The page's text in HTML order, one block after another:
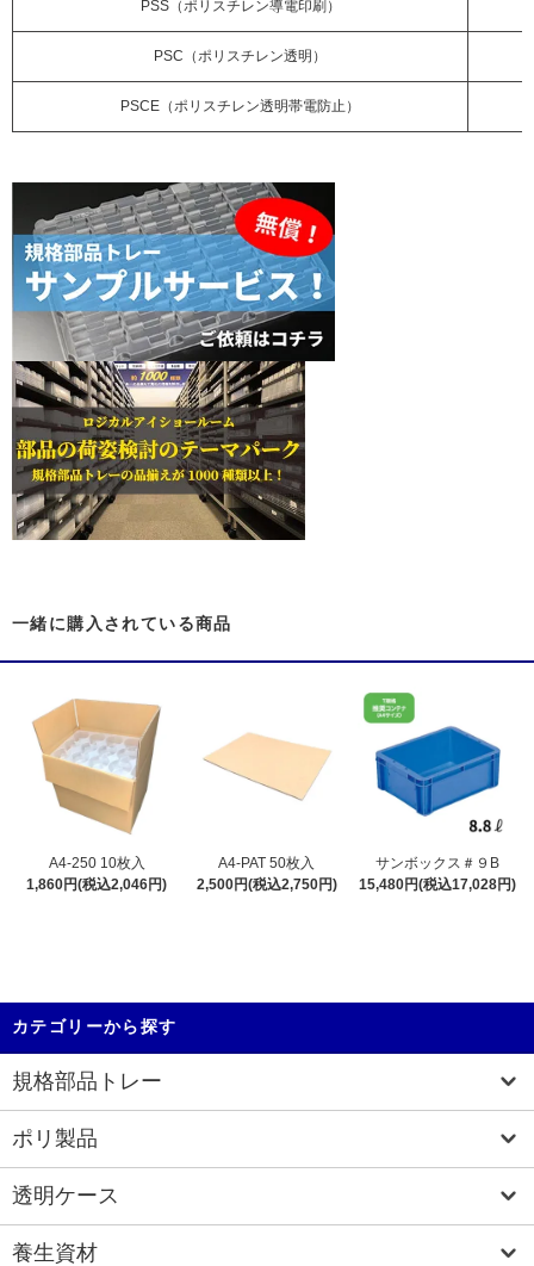
PSS（ポリスチレン導電印刷）
PSC（ポリスチレン透明）
PSCE（ポリスチレン透明帯電防止）
一緒に購入されている商品
A4-250 10枚入
1,860円(税込2,046円)
A4-PAT 50枚入
2,500円(税込2,750円)
サンボックス＃９B
15,480円(税込17,028円)
カテゴリーから探す
規格部品トレー
ポリ製品
透明ケース
養生資材